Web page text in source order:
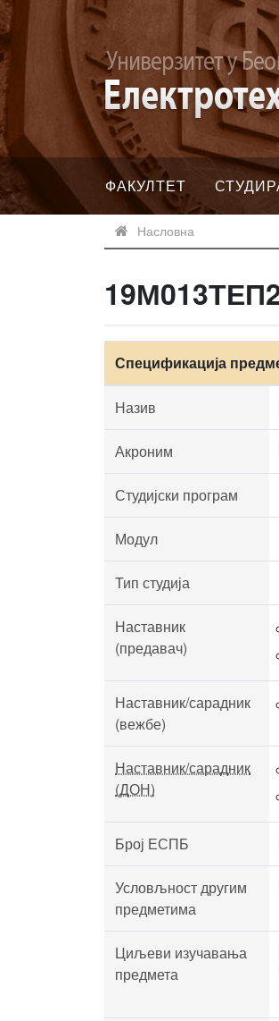
ФАКУЛТЕТ
Насловна
Спецификација
Назив
Акроним
Студијски програм
Модул
Тип студија
Наставник
(предавач)
Наставник/сарадник
(вежбе)
Наставник/сарадник
(ДОН)
Број ЕСПБ
Условљност другим
предметима
Циљеви изучавања
предмета